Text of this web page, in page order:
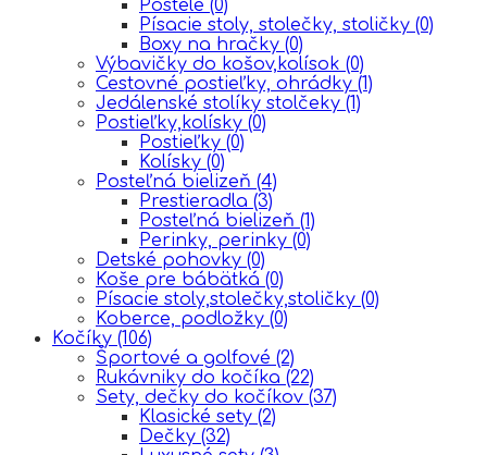
Postele (0)
Písacie stoly, stolečky, stoličky (0)
Boxy na hračky (0)
Výbavičky do košov,kolísok (0)
Cestovné postieľky, ohrádky (1)
Jedálenské stolíky stolčeky (1)
Postieľky,kolísky (0)
Postieľky (0)
Kolísky (0)
Posteľná bielizeň (4)
Prestieradla (3)
Posteľná bielizeň (1)
Perinky, perinky (0)
Detské pohovky (0)
Koše pre bábätká (0)
Písacie stoly,stolečky,stoličky (0)
Koberce, podložky (0)
Kočíky (106)
Športové a golfové (2)
Rukávniky do kočíka (22)
Sety, dečky do kočíkov (37)
Klasické sety (2)
Dečky (32)